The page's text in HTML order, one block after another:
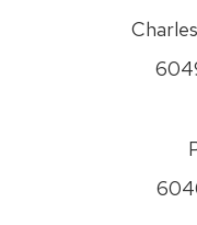
gegevens.